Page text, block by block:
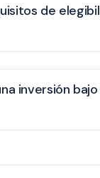
de
inversión